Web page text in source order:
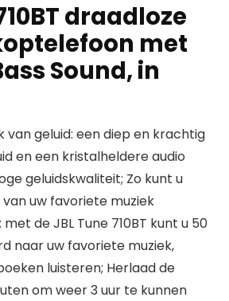
draadloze
met
Sound, in
van geluid: een diep en krachtig
en een kristalheldere audio
geluidskwaliteit; Zo kunt u
uw favoriete muziek
de JBL Tune 710BT kunt u 50
naar uw favoriete muziek,
luisteren; Herlaad de
om weer 3 uur te kunnen